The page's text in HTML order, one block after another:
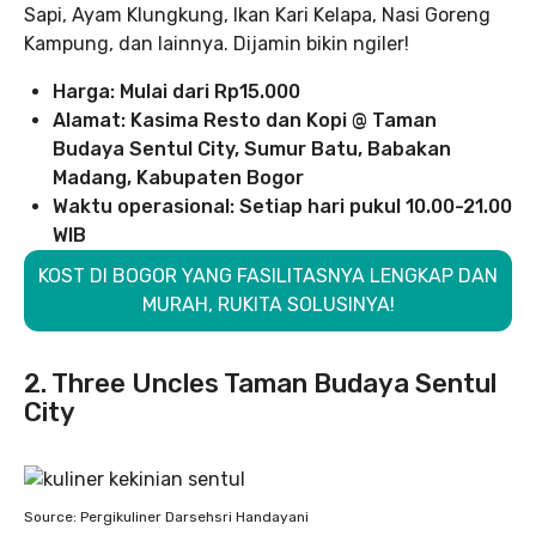
Sapi, Ayam Klungkung, Ikan Kari Kelapa, Nasi Goreng
Kampung, dan lainnya. Dijamin bikin ngiler!
Harga: Mulai dari Rp15.000
Alamat: Kasima Resto dan Kopi @ Taman
Budaya Sentul City, Sumur Batu, Babakan
Madang, Kabupaten Bogor
Waktu operasional: Setiap hari pukul 10.00-21.00
WIB
KOST DI BOGOR YANG FASILITASNYA LENGKAP DAN
MURAH, RUKITA SOLUSINYA!
2. Three Uncles Taman Budaya Sentul
City
Source: Pergikuliner Darsehsri Handayani